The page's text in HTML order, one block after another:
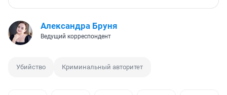
Александра Бруня
Ведущий корреспондент
Убийство Криминальный авторитет